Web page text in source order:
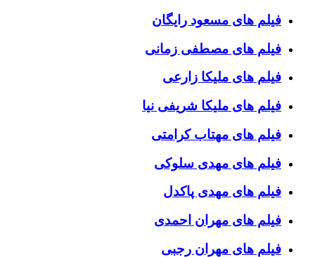
فیلم های مسعود رایگان
فیلم های مصطفی زمانی
فیلم های ملیکا زارعی
فیلم های ملیکا شریفی نیا
فیلم های مهتاب کرامتی
فیلم های مهدی سلوکی
فیلم های مهدی پاکدل
فیلم های مهران احمدی
فیلم های مهران رجبی